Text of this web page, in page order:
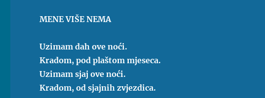
MENE VIŠE NEMA
Uzimam dah ove noći.
Kradom, pod plaštom mjeseca.
Uzimam sjaj ove noći.
Kradom, od sjajnih zvjezdica.